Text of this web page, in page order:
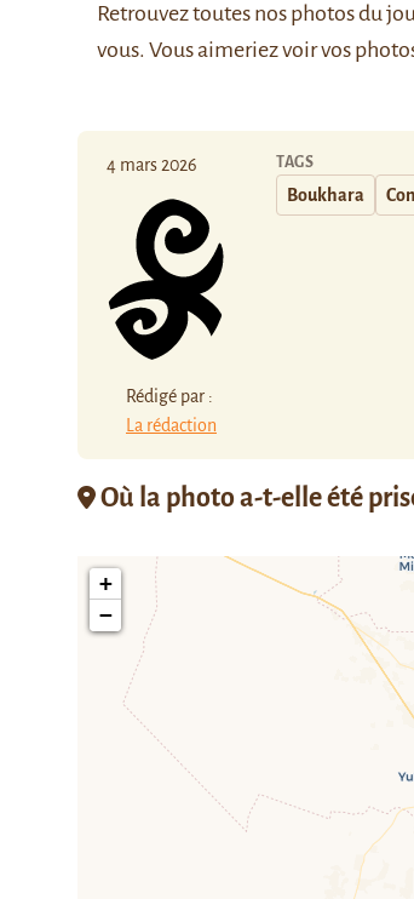
Retrouveztoutes nos photos du
vous. Vous aimeriez voir vos
4 mars 2026
Rédigé par :
La rédaction
TAGS
Boukhara
Où la photo a-t-elle été
+
−